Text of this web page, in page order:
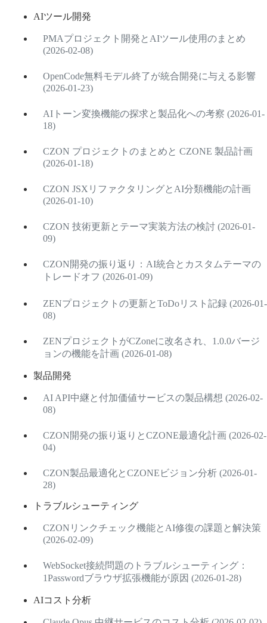
AIツール開発
PMAプロジェクト開発とAIツール使用のまとめ
(2026-02-08)
OpenCode無料モデル終了が統合開発に与える影響
(2026-01-23)
AIトーン変換機能の探求と製品化への考察 (2026-01-
18)
CZON プロジェクトのまとめと CZONE 製品計画
(2026-01-18)
CZON JSXリファクタリングとAI分類機能の計画
(2026-01-10)
CZON 技術更新とテーマ実装方法の検討 (2026-01-
09)
CZON開発の振り返り：AI統合とカスタムテーマの
トレードオフ (2026-01-09)
ZENプロジェクトの更新とToDoリスト記録 (2026-01-
08)
ZENプロジェクトがCZoneに改名され、1.0.0バージ
ョンの機能を計画 (2026-01-08)
製品開発
AI API中継と付加価値サービスの製品構想 (2026-02-
08)
CZON開発の振り返りとCZONE最適化計画 (2026-02-
04)
CZON製品最適化とCZONEビジョン分析 (2026-01-
28)
トラブルシューティング
CZONリンクチェック機能とAI修復の課題と解決策
(2026-02-09)
WebSocket接続問題のトラブルシューティング：
1Passwordブラウザ拡張機能が原因 (2026-01-28)
AIコスト分析